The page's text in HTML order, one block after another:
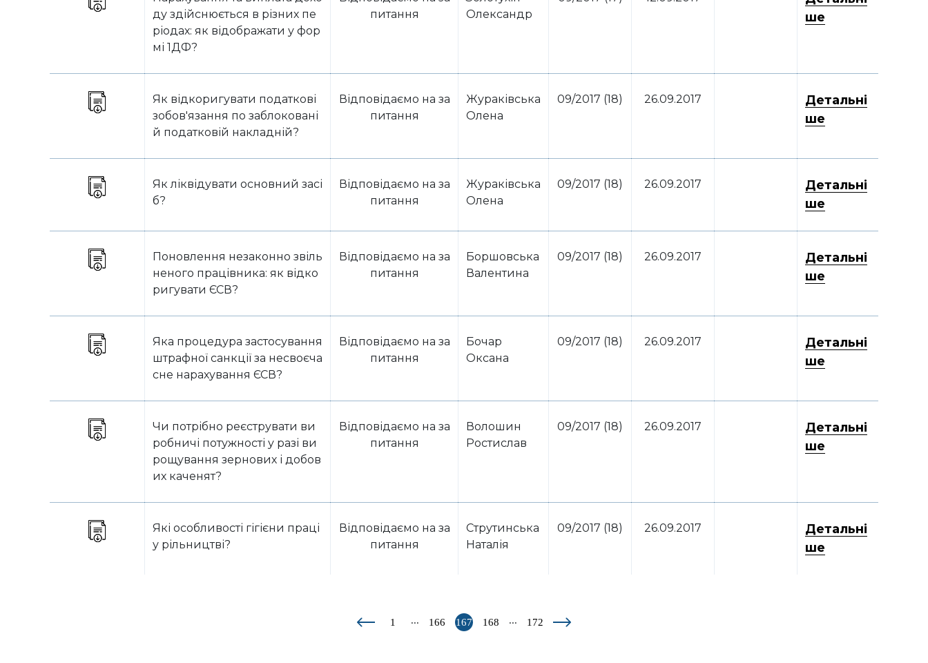
ду здійснюється в різних пе
ріодах: як відображати у фор
мі 1ДФ?
питання
Олександр
ше
Як відкоригувати податкові
зобов'язання по заблоковані
й податковій накладній?
Відповідаємо на за
питання
Жураківська
Олена
09/2017 (18) 26.09.2017
Детальні
ше
Як ліквідувати основний засі
б?
Відповідаємо на за
питання
Жураківська
Олена
09/2017 (18) 26.09.2017
Детальні
ше
Поновлення незаконно звіль
неного працівника: як відко
ригувати ЄСВ?
Відповідаємо на за
питання
Боршовська
Валентина
09/2017 (18) 26.09.2017
Детальні
ше
Яка процедура застосування
штрафної санкції за несвоєча
сне нарахування ЄСВ?
Відповідаємо на за
питання
Бочар
Оксана
09/2017 (18) 26.09.2017
Детальні
ше
Чи потрібно реєструвати ви
робничі потужності у разі ви
рощування зернових і добов
их каченят?
Відповідаємо на за
питання
Волошин
Ростислав
09/2017 (18) 26.09.2017
Детальні
ше
Які особливості гігієни праці
у рільництві?
Відповідаємо на за
питання
Струтинська
Наталія
09/2017 (18) 26.09.2017
Детальні
ше
1 ... 166 167 168 ... 172